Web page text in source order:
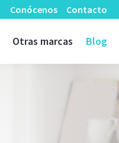
Conócenos Contacto
Otras marcas Blog